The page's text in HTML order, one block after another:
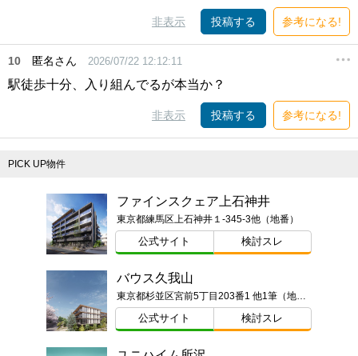
非表示 投稿する 参考になる!
10 匿名さん 2026/07/22 12:12:11
駅徒歩十分、入り組んでるが本当か？
非表示 投稿する 参考になる!
PICK UP物件
ファインスクェア上石神井
東京都練馬区上石神井１-345-3他（地番）
公式サイト 検討スレ
バウス久我山
東京都杉並区宮前5丁目203番1 他1筆（地番）
公式サイト 検討スレ